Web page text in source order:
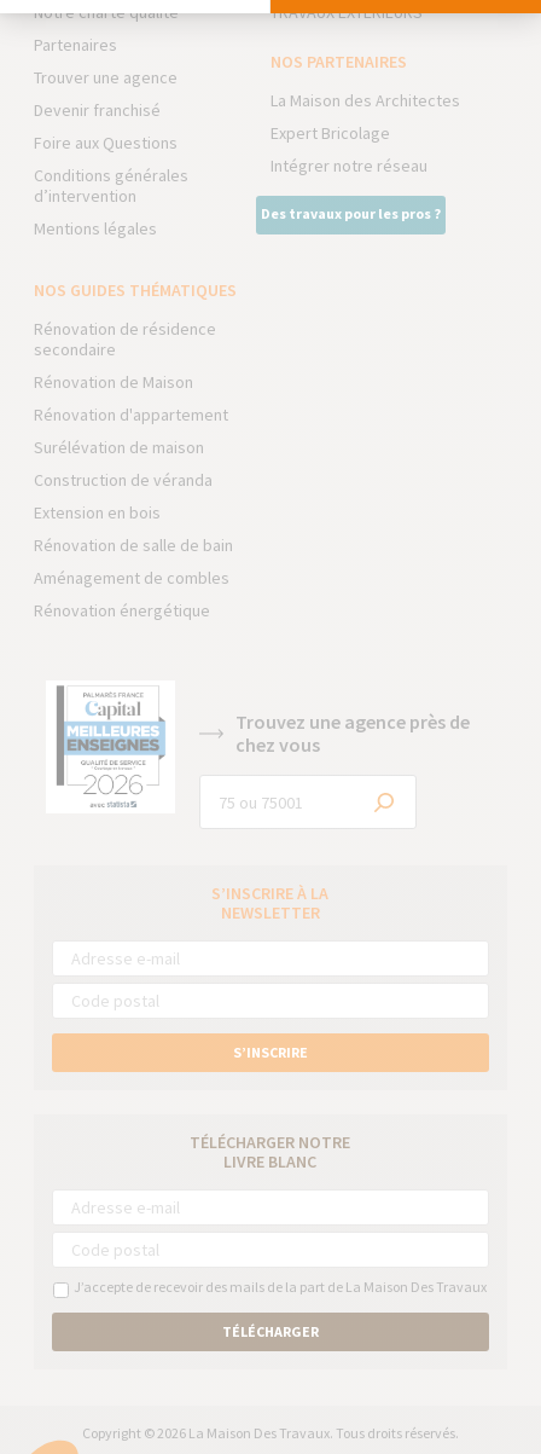
Notre charte qualité
Partenaires
Trouver une agence
Devenir franchisé
Foire aux Questions
Conditions générales
d’intervention
Mentions légales
TRAVAUX EXTÉRIEURS
NOS PARTENAIRES
La Maison des Architectes
Expert Bricolage
Intégrer notre réseau
Des travaux pour les pros ?
NOS GUIDES THÉMATIQUES
Rénovation de résidence
secondaire
Rénovation de Maison
Rénovation d'appartement
Surélévation de maison
Construction de véranda
Extension en bois
Rénovation de salle de bain
Aménagement de combles
Rénovation énergétique
Trouvez une agence près de
chez vous
S’INSCRIRE À LA
NEWSLETTER
S’INSCRIRE
TÉLÉCHARGER NOTRE
LIVRE BLANC
J’accepte de recevoir des mails de la part de La Maison Des Travaux
TÉLÉCHARGER
Copyright © 2026 La Maison Des Travaux. Tous droits réservés.